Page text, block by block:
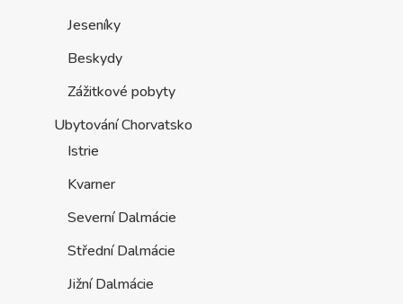
Jeseníky
Beskydy
Zážitkové pobyty
Ubytování Chorvatsko
Istrie
Kvarner
Severní Dalmácie
Střední Dalmácie
Jižní Dalmácie